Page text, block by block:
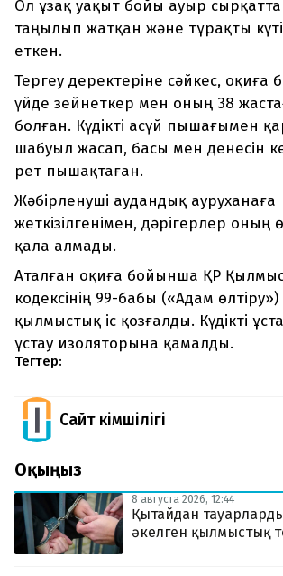
Ол ұзақ уақыт бойы ауыр
таңылып жатқан және тұрақты
еткен.
Тергеу деректеріне сәйкес, оқиға
үйде зейнеткер мен оның 38
болған. Күдікті асүй пышағымен
шабуыл жасап, басы мен денесін
рет пышақтаған.
Жәбірленуші аудандық ауруханаға
жеткізілгенімен, дәрігерлер оның
қала алмады.
Аталған оқиға бойынша ҚР
кодексінің 99-бабы («Адам
қылмыстық іс қозғалды. Күдікті
ұстау изоляторына қамалды.
Тегтер:
Сайт Әкімшілігі
Оқыңыз
8 августа 2026, 12:44
Қытайдан
әкелген қылмыстық